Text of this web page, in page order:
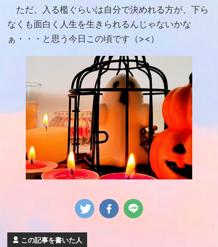
ただ、入る檻ぐらいは自分で決めれる方が、下ら
なくも面白く人生を生きられるんじゃないかな
ぁ・・・と思う今日この頃です（><）
この記事を書いた人